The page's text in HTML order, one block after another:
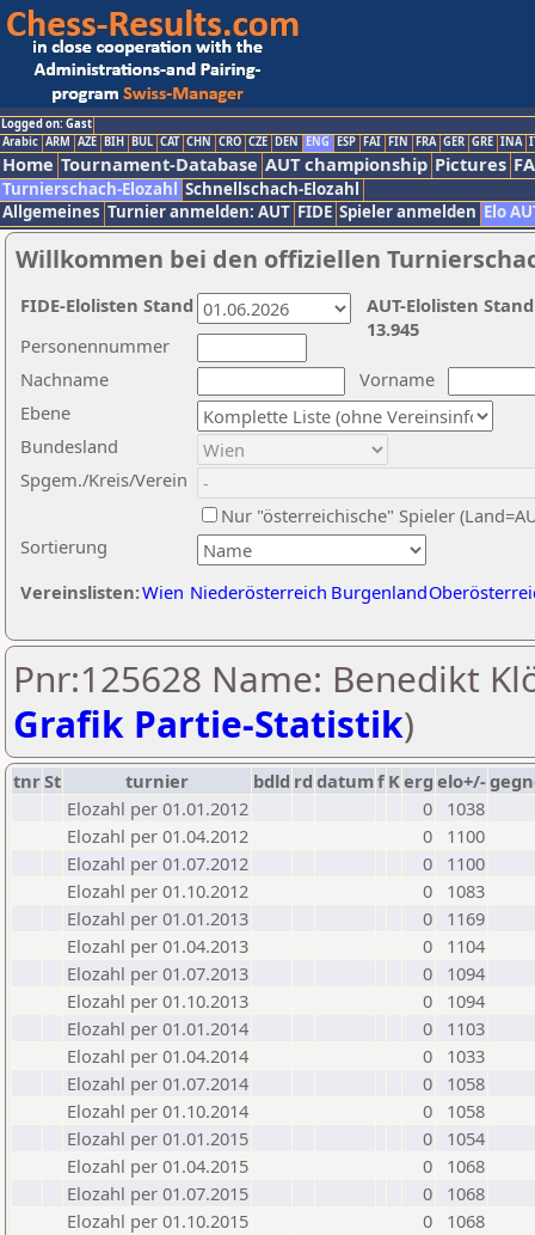
Logged on: Gast
Arabic ARM AZE BIH BUL CAT CHN CRO CZE DEN ENG ESP FAI FIN FRA GER GRE INA
Home Tournament-Database AUT championship Pictures
Turnierschach-Elozahl Schnellschach-Elozahl
Allgemeines Turnier anmelden: AUT FIDE Spieler anmelden Elo
Willkommen bei den offiziellen
Nachname
Vorname
Ebene
Sortierung
Personennummer
Bundesland
Spgem./Kreis/Verein
Nur "österreichische" Spieler
Vereinslisten:Wien Niederösterreich Burgenland
AUT-Elolisten
13.945
FIDE-Elolisten Stand
Pnr:125628 Name: Benedikt
Grafik Partie-Statistik)
tnrSt turnier bdld rd datumf Kerg elo+/-
Elozahl per 01.01.2012
0
1038
Elozahl per 01.04.2012
0
1100
Elozahl per 01.07.2012
0
1100
Elozahl per 01.10.2012
0
1083
Elozahl per 01.01.2013
0
1169
Elozahl per 01.04.2013
0
1104
Elozahl per 01.07.2013
0
1094
Elozahl per 01.10.2013
0
1094
Elozahl per 01.01.2014
0
1103
Elozahl per 01.04.2014
0
1033
Elozahl per 01.07.2014
0
1058
Elozahl per 01.10.2014
0
1058
Elozahl per 01.01.2015
0
1054
Elozahl per 01.04.2015
0
1068
Elozahl per 01.07.2015
0
1068
Elozahl per 01.10.2015
0
1068